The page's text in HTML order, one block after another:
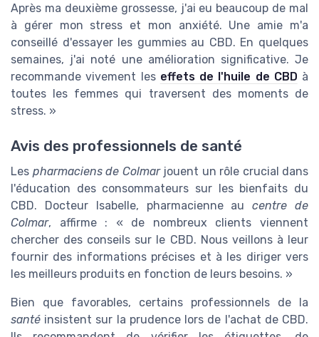
Après ma deuxième grossesse, j'ai eu beaucoup de mal
à gérer mon stress et mon anxiété. Une amie m'a
conseillé d'essayer les gummies au CBD. En quelques
semaines, j'ai noté une amélioration significative. Je
recommande vivement les effets de l'huile de CBD à
toutes les femmes qui traversent des moments de
stress. »
Avis des professionnels de santé
Les pharmaciens de Colmarjouent un rôle crucial dans
l'éducation des consommateurs sur les bienfaits du
CBD. Docteur Isabelle, pharmacienne aucentre de
Colmar, affirme : « de nombreux clients viennent
chercher des conseils sur le CBD. Nous veillons à leur
fournir des informations précises et à les diriger vers
les meilleurs produits en fonction de leurs besoins. »
Bien que favorables, certains professionnels de la
santé insistent sur la prudence lors de l'achat de CBD.